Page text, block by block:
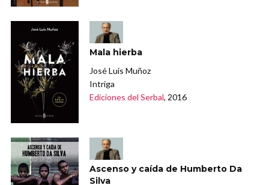
Mala hierba
José Luis Muñoz
Intriga
Ediciones del Serbal, 2016
Ascenso y caída de Humberto Da
Silva